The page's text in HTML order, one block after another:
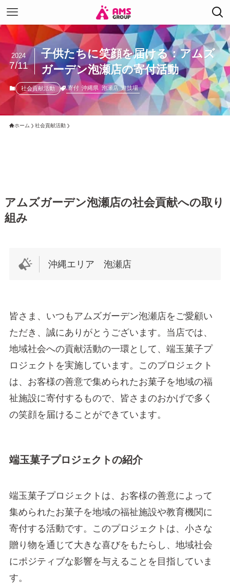
子供たちに笑顔を届ける：アムズ
ガーデン泡瀬店の寄付活動
2024
7/11
社会貢献活動 寄付 沖縄県 泡瀬店 遊技場
ホーム 社会貢献活動
アムズガーデン泡瀬店の社会貢献への取り
組み
沖縄エリア 泡瀬店
皆さま、いつもアムズガーデン泡瀬店をご愛顧い
ただき、誠にありがとうございます。当店では、
地域社会への貢献活動の一環として、端玉菓子プ
ロジェクトを実施しています。このプロジェクト
は、お客様の善意で集められたお菓子を地域の福
祉施設に寄付するもので、皆さまのおかげで多く
の笑顔を届けることができています。
端玉菓子プロジェクトの紹介
端玉菓子プロジェクトは、お客様の善意によって
集められたお菓子を地域の福祉施設や教育機関に
寄付する活動です。このプロジェクトは、小さな
贈り物を通じて大きな喜びをもたらし、地域社会
にポジティブな影響を与えることを目指していま
す。